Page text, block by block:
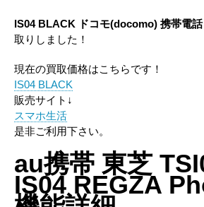
IS04 BLACK ドコモ(docomo) 携帯電話
取りしました！
現在の買取価格はこちらです！
IS04 BLACK
販売サイト↓
スマホ生活
是非ご利用下さい。
au携帯 東芝
IS04 REGZA